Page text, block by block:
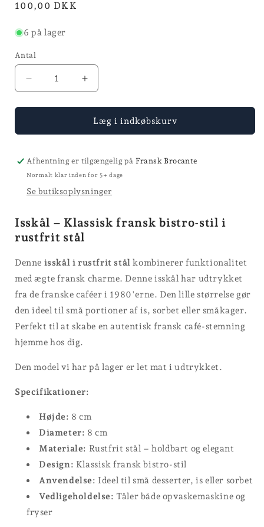
Normalpris
100,00 DKK
6 på lager
Antal
Reducer
antallet
for
-
8
Øg
antallet
for
Isskål
-
8
Læg i indkøbskurv
Afhentning er tilgængelig på Fransk Brocante
Normalt klar inden for 5+ dage
Se butiksoplysninger
Isskål – Klassisk fransk bistro-stil i
rustfrit stål
Denne isskål i rustfrit stål kombinerer funktionalitet
med ægte fransk charme. Denne isskål har udtrykket
fra de franske caféer i 1980'erne. Den lille størrelse gør
den ideel til små portioner af is, sorbet eller småkager.
Perfekt til at skabe en autentisk fransk café-stemning
hjemme hos dig.
Den model vi har på lager er let mat i udtrykket.
Specifikationer:
Højde: 8 cm
Diameter: 8 cm
Materiale: Rustfrit stål – holdbart og elegant
Design: Klassisk fransk bistro-stil
Anvendelse: Ideel til små desserter, is eller sorbet
Vedligeholdelse: Tåler både opvaskemaskine og
fryser